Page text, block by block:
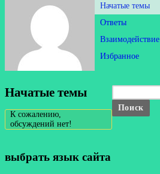
Начатые темы
Ответы
Взаимодействие
Избранное
Начатые темы
К сожалению,
обсуждений нет!
выбрать язык сайта